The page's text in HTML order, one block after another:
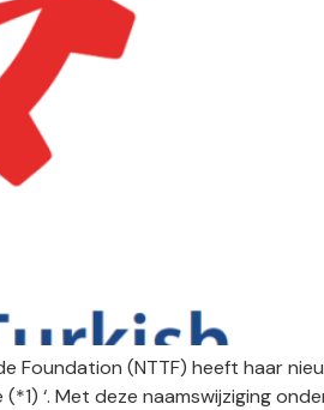
Foundation (NTTF) heeft haar
‘. Met deze naamswijziging